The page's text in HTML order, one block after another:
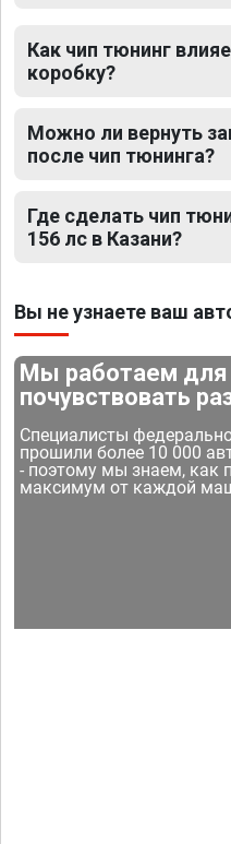
Как чип тюнинг
коробку?
Можно ли вернуть
после чип тюнинга?
Где сделать чип
156 лс в Казани?
Вы не узнаете ваш
Мы работаем для
почувствовать
Специалисты
прошили более 10 000
- поэтому мы знаем, как
максимум от каждой